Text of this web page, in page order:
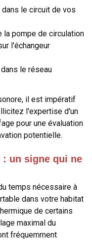
le circuit de vos
la pompe de circulation
l'échangeur
le réseau
il est impératif
l'expertise d'un
pour une évaluation
potentielle.
: un signe qui ne
temps nécessaire à
dans votre habitat
de certains
maximal du
fréquemment